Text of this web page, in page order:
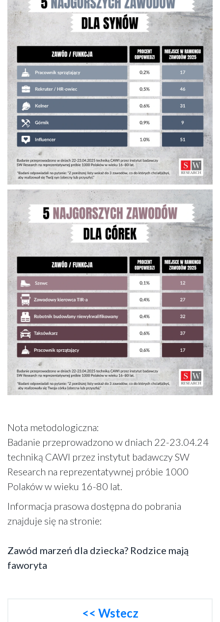
Nota metodologiczna:
Badanie przeprowadzono w dniach 22-23.04.24
techniką CAWI przez instytut badawczy SW
Research na reprezentatywnej próbie 1000
Polaków w wieku 16-80 lat.
Informacja prasowa dostępna do pobrania
znajduje się na stronie:
Zawód marzeń dla dziecka? Rodzice mają
faworyta
<< Wstecz